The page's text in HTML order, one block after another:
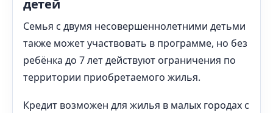
детей
Семья с двумя несовершеннолетними детьми
также может участвовать в программе, но без
ребёнка до 7 лет действуют ограничения по
территории приобретаемого жилья.
Кредит возможен для жилья в малых городах с